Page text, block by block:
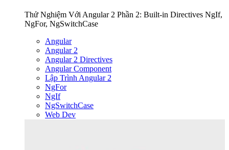
Thử Nghiệm Với Angular 2 Phần 2: Built-in Directives NgIf,
NgFor, NgSwitchCase
Angular
Angular 2
Angular 2 Directives
Angular Component
Lập Trình Angular 2
NgFor
NgIf
NgSwitchCase
Web Dev